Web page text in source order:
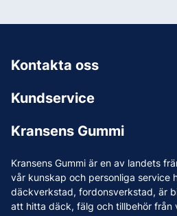
Kransens Gummi är en av landets
vår kunskap och personliga service
däckverkstad, fordonsverkstad, är
att hitta däck, fälg och tillbehör från
Kundservice
Leverans
Reklamation & återköp
Betalning & faktura
Kransens Gummi
Vi som jobbar på Kransens
Jobba hos oss
Kontakta oss
0156-409 00
Mån-Tors 07.30-16:30,
Lunchstängt 12:00-12:30